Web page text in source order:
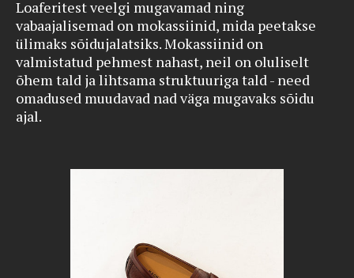
Loaferitest veelgi mugavamad ning
vabaajalisemad on mokassiinid, mida peetakse
ülimaks sõidujalatsiks. Mokassiinid on
valmistatud pehmest nahast, neil on oluliselt
õhem tald ja lihtsama struktuuriga tald - need
omadused muudavad nad väga mugavaks sõidu
ajal.